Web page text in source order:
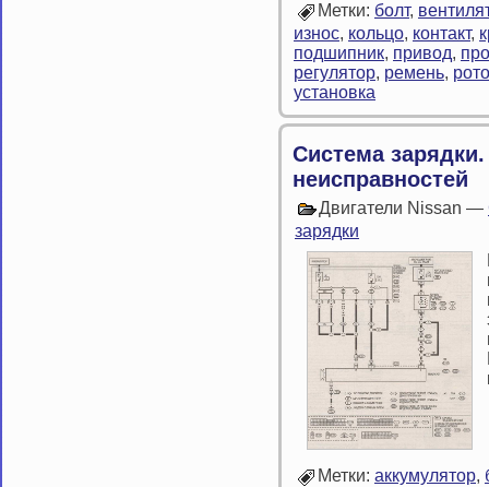
Метки: болт,
износ, кольцо, контакт,
подшипник, привод,
регулятор, ремень,
установка
Система зарядки.
неисправностей
Двигатели Nissan —
зарядки
Метки: аккумулятор,